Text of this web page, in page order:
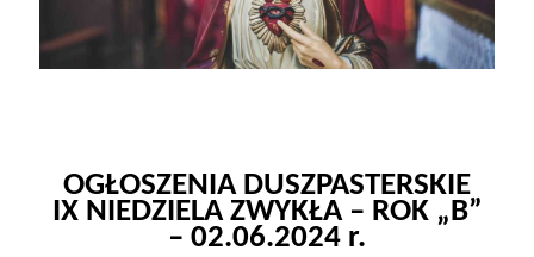
OGŁOSZENIA DUSZPASTERSKIE
IX NIEDZIELA ZWYKŁA – ROK „B”
– 02.06.2024 r.